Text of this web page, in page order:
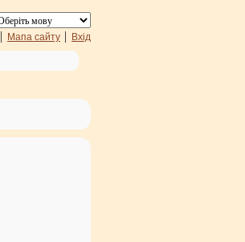
Мапа сайту Вхід